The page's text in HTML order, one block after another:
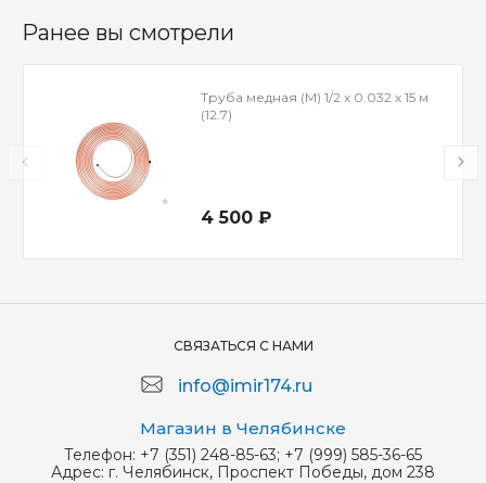
Ранее вы смотрели
Труба медная (М) 1/2 x 0.032 x 15 м
(12.7)
4 500 ₽
СВЯЗАТЬСЯ С НАМИ
info@imir174.ru
Магазин в Челябинске
Телефон: +7 (351) 248-85-63; +7 (999) 585-36-65
Адрес: г. Челябинск, Проспект Победы, дом 238